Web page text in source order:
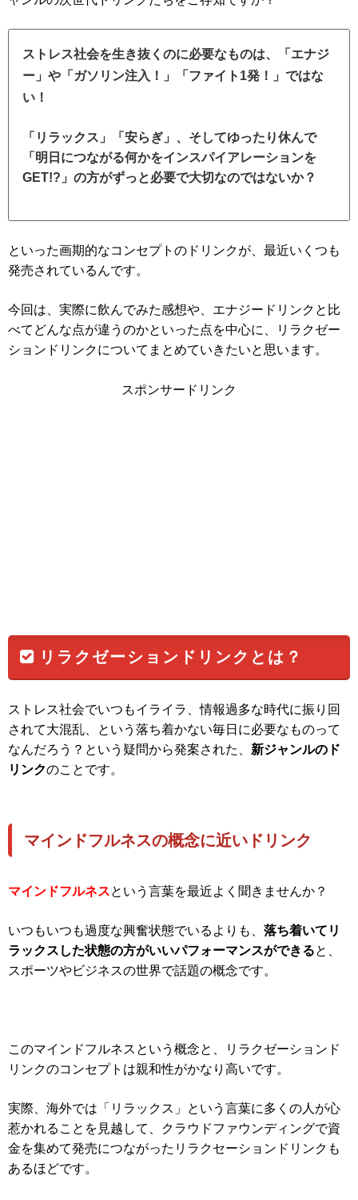
ストレス社会を生き抜くのに必要なものは、「エナジ
ー」や「ガソリン注入！」「ファイト1発！」ではな
い！
「リラックス」「安らぎ」、そしてゆったり休んで
「明日につながる何かをインスパイアレーションを
GET!?」の方がずっと必要で大切なのではないか？
といった画期的なコンセプトのドリンクが、最近いくつも
発売されているんです。
今回は、実際に飲んでみた感想や、エナジードリンクと比
べてどんな点が違うのかといった点を中心に、リラクゼー
ションドリンクについてまとめていきたいと思います。
スポンサードリンク
リラクゼーションドリンクとは？
ストレス社会でいつもイライラ、情報過多な時代に振り回
されて大混乱、という落ち着かない毎日に必要なものって
なんだろう？という疑問から発案された、 新ジャンルのド
リンクのことです。
マインドフルネスの概念に近いドリンク
マインドフルネスという言葉を最近よく聞きませんか？
いつもいつも過度な興奮状態でいるよりも、 落ち着いてリ
ラックスした状態の方がいいパフォーマンスができると、
スポーツやビジネスの世界で話題の概念です。
このマインドフルネスという概念と、リラクゼーションド
リンクのコンセプトは親和性がかなり高いです。
実際、海外では「リラックス」という言葉に多くの人が心
惹かれることを見越して、クラウドファウンディングで資
金を集めて発売につながったリラクセーションドリンクも
あるほどです。